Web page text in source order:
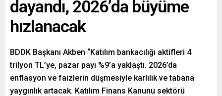
dayandı, 2026’da büyüme
hızlanacak
BDDK Başkanı Akben “Katılım bankacılığı aktifleri 4
trilyon TL’ye, pazar payı %9’a yaklaştı. 2026’da
enflasyon ve faizlerin düşmesiyle karlılık ve tabana
yaygınlık artacak. Katılım Finans Kanunu sektörü